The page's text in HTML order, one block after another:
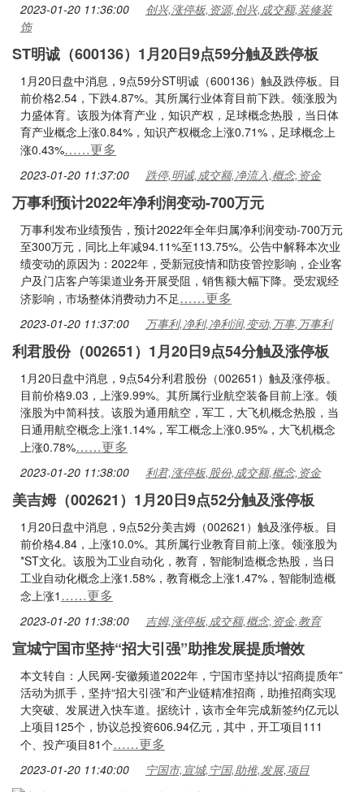
2023-01-20 11:36:00
创兴,涨停板,资源,创兴,成交额,装修装
饰
ST明诚（600136）1月20日9点59分触及跌停板
1月20日盘中消息，9点59分ST明诚（600136）触及跌停板。目
前价格2.54，下跌4.87%。其所属行业体育目前下跌。领涨股为
力盛体育。该股为体育产业，知识产权，足球概念热股，当日体
育产业概念上涨0.84%，知识产权概念上涨0.71%，足球概念上
涨0.43%……更多
2023-01-20 11:37:00 跌停,明诚,成交额,净流入,概念,资金
万事利预计2022年净利润变动-700万元
万事利发布业绩预告，预计2022年全年归属净利润变动-700万元
至300万元，同比上年减94.11%至113.75%。公告中解释本次业
绩变动的原因为：2022年，受新冠疫情和防疫管控影响，企业客
户及门店客户等渠道业务开展受阻，销售额大幅下降。受宏观经
济影响，市场整体消费动力不足……更多
2023-01-20 11:37:00 万事利,净利,净利润,变动,万事,万事利
利君股份（002651）1月20日9点54分触及涨停板
1月20日盘中消息，9点54分利君股份（002651）触及涨停板。
目前价格9.03，上涨9.99%。其所属行业航空装备目前上涨。领
涨股为中简科技。该股为通用航空，军工，大飞机概念热股，当
日通用航空概念上涨1.14%，军工概念上涨0.95%，大飞机概念
上涨0.78%……更多
2023-01-20 11:38:00 利君,涨停板,股份,成交额,概念,资金
美吉姆（002621）1月20日9点52分触及涨停板
1月20日盘中消息，9点52分美吉姆（002621）触及涨停板。目
前价格4.84，上涨10.0%。其所属行业教育目前上涨。领涨股为
*ST文化。该股为工业自动化，教育，智能制造概念热股，当日
工业自动化概念上涨1.58%，教育概念上涨1.47%，智能制造概
念上涨1 ……更多
2023-01-20 11:38:00 吉姆,涨停板,成交额,概念,资金,教育
宣城宁国市坚持“招大引强”助推发展提质增效
本文转自：人民网-安徽频道2022年，宁国市坚持以“招商提质年”
活动为抓手，坚持“招大引强”和产业链精准招商，助推招商实现
大突破、发展进入快车道。据统计，该市全年完成新签约亿元以
上项目125个，协议总投资606.94亿元，其中，开工项目111
个、投产项目81个……更多
2023-01-20 11:40:00 宁国市,宣城,宁国,助推,发展,项目